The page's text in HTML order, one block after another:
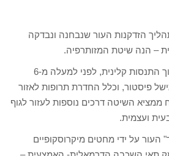
הזדקנות העור שנבחנה ונבדקה
– הנה שיטת המזותרפיה.
הרעיון הבסיסי שעלה מתוך התנסות קלינית, לפני למעלה מ-6
פיסטור, וכלל החדרת תרופות לאזור
ממציא השיטה דרכים נוספות לעזור לגוף
ועצמית.
העור על ידי מחטים מיקרוסקופיים